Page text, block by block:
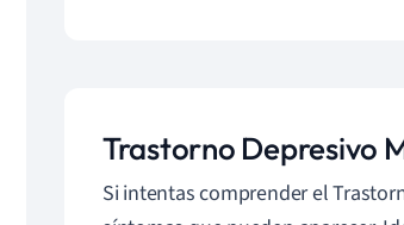
Trastorno Depresivo
Si intentas comprender el